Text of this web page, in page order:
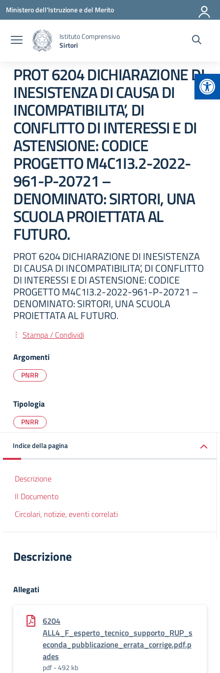
Vai ai contenuti
Vai al menu di navigazione
Vai al footer
Ministero dell'Istruzione e del Merito
Istituto Comprensivo
Sirtori
PROT 6204 DICHIARAZIONE DI
INESISTENZA DI CAUSA DI
INCOMPATIBILITA’, DI
CONFLITTO DI INTERESSI E DI
ASTENSIONE: CODICE
PROGETTO M4C1I3.2-2022-
961-P-20721 –
DENOMINATO: SIRTORI, UNA
SCUOLA PROIETTATA AL
FUTURO.
PROT 6204 DICHIARAZIONE DI INESISTENZA
DI CAUSA DI INCOMPATIBILITA’, DI CONFLITTO
DI INTERESSI E DI ASTENSIONE: CODICE
PROGETTO M4C1I3.2-2022-961-P-20721 –
DENOMINATO: SIRTORI, UNA SCUOLA
PROIETTATA AL FUTURO.
Stampa / Condividi
Argomenti
PNRR
Tipologia
PNRR
Indice della pagina
Descrizione
Il Documento
Circolari, notizie, eventi correlati
Descrizione
Allegati
6204
ALL4_F_esperto_tecnico_supporto_RUP_s
econda_pubblicazione_errata_corrige.pdf.p
ades
pdf - 492 kb